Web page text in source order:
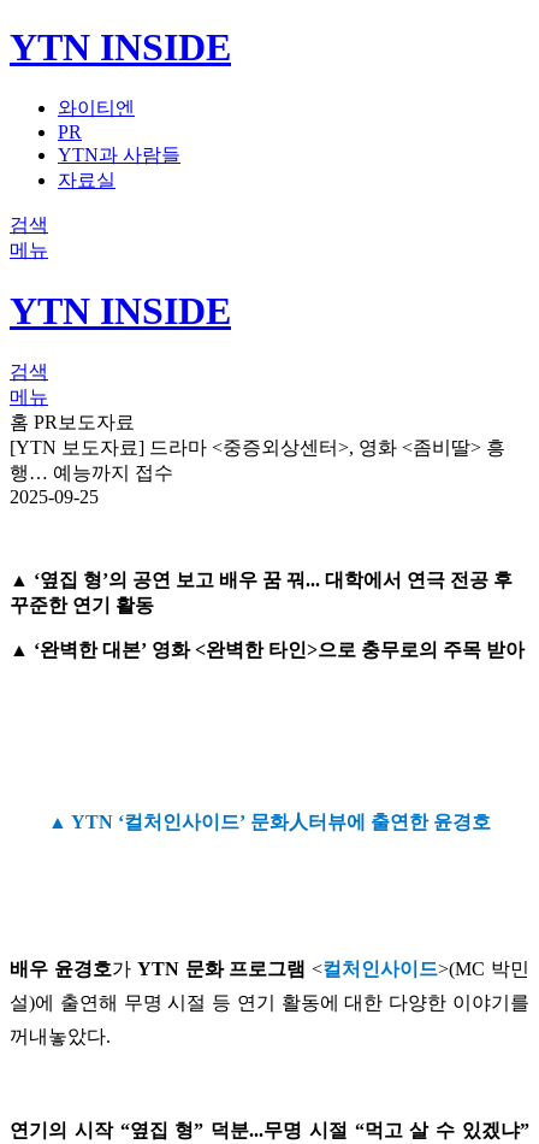
YTN INSIDE
와이티엔
PR
YTN과 사람들
자료실
검색
메뉴
YTN INSIDE
검색
메뉴
홈 PR 보도자료
[YTN 보도자료] 드라마 <중증외상센터>, 영화 <좀비딸> 흥
행… 예능까지 접수
2025-09-25
▲ ‘옆집 형’의 공연 보고 배우 꿈 꿔... 대학에서 연극 전공 후
꾸준한 연기 활동
▲ ‘완벽한 대본’ 영화 <완벽한 타인>으로 충무로의 주목 받아
▲ YTN ‘컬처인사이드’ 문화人터뷰에 출연한 윤경호
배우 윤경호가 YTN 문화 프로그램 <컬처인사이드>(MC 박민
설)에 출연해 무명 시절 등 연기 활동에 대한 다양한 이야기를
꺼내놓았다.
연기의 시작 “옆집 형” 덕분...무명 시절 “먹고 살 수 있겠냐”